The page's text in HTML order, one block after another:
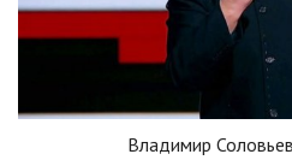
Владимир